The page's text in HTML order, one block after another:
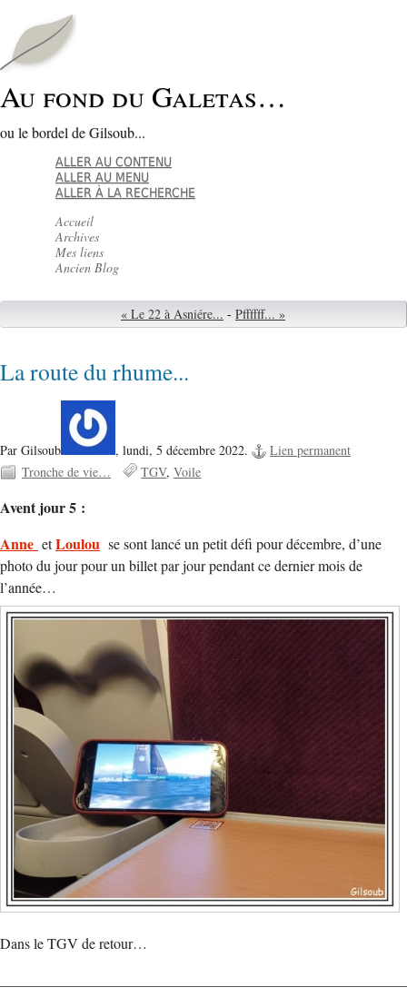
Au fond du Galetas…
ou le bordel de Gilsoub...
ALLER AU CONTENU
ALLER AU MENU
ALLER À LA RECHERCHE
Accueil
Archives
Mes liens
Ancien Blog
« Le 22 à Asniére... - Pffffff... »
La route du rhume...
Par Gilsoub , lundi, 5 décembre 2022.
Lien permanent
Tronche de vie…
TGV Voile
Avent jour 5 :
Anne etLoulou se sont lancé un petit défi pour décembre, d’une
photo du jour pour un billet par jour pendant ce dernier mois de
l’année…
Dans le TGV de retour…